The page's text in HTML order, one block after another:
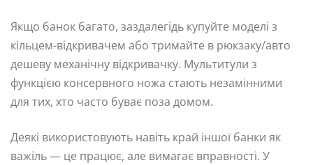
Якщо банок багато, заздалегідь купуйте моделі з
кільцем-відкривачем або тримайте в рюкзаку/авто
дешеву механічну відкривачку. Мультитули з
функцією консервного ножа стають незамінними
для тих, хто часто буває поза домом.
Деякі використовують навіть край іншої банки як
важіль — це працює, але вимагає вправності. У